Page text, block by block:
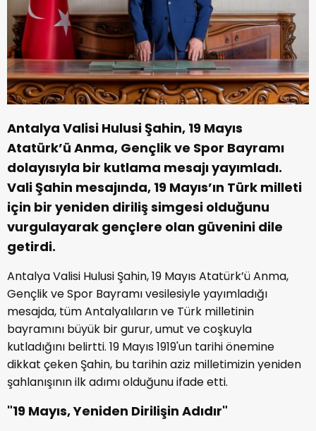
Antalya Valisi Hulusi Şahin, 19 Mayıs
Atatürk’ü Anma, Gençlik ve Spor Bayramı
dolayısıyla bir kutlama mesajı yayımladı.
Vali Şahin mesajında, 19 Mayıs’ın Türk milleti
için bir yeniden diriliş simgesi olduğunu
vurgulayarak gençlere olan güvenini dile
getirdi.
Antalya Valisi Hulusi Şahin, 19 Mayıs Atatürk’ü Anma,
Gençlik ve Spor Bayramı vesilesiyle yayımladığı
mesajda, tüm Antalyalıların ve Türk milletinin
bayramını büyük bir gurur, umut ve coşkuyla
kutladığını belirtti. 19 Mayıs 1919'un tarihi önemine
dikkat çeken Şahin, bu tarihin aziz milletimizin yeniden
şahlanışının ilk adımı olduğunu ifade etti.
"19 Mayıs, Yeniden Dirilişin Adıdır"